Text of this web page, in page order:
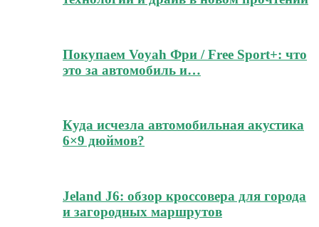
Покупаем Voyah Фри / Free Sport+: что
это за автомобиль и…
Куда исчезла автомобильная акустика
6×9 дюймов?
Jeland J6: обзор кроссовера для города
и загородных маршрутов